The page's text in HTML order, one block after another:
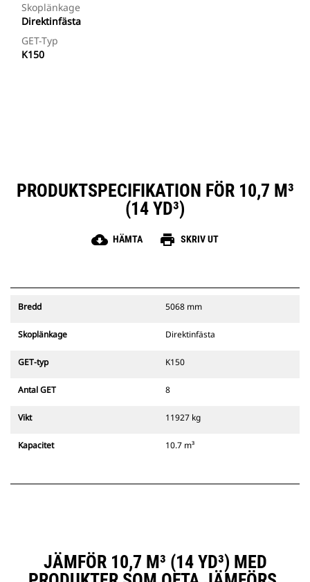
Skoplänkage
Direktinfästa
GET-Typ
K150
PRODUKTSPECIFIKATION FÖR 10,7 M³
(14 YD³)
cloud_download HÄMTA print SKRIV UT
Bredd 5068 mm
Skoplänkage Direktinfästa
GET-typ K150
Antal GET 8
Vikt 11927 kg
Kapacitet 10.7 m³
JÄMFÖR 10,7 M³ (14 YD³) MED